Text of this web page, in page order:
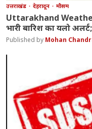
उत्तराखंड देहरादून मौसम
Uttarakhand
भारी बारिश का यलो
Mohan